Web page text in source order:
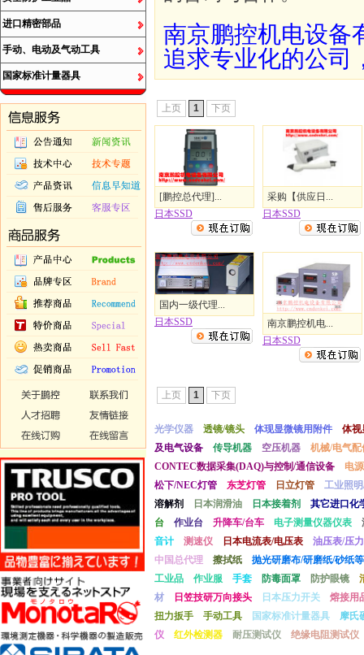
进口精密部品
手动、电动及气动工具
国家标准计量器具
南京鹏控机电设备
追求专业化的公司
上页 1 下页
[鹏控总代理]...
日本SSD
采购【供应日...
日本SSD
国内一级代理...
日本SSD
南京鹏控机电...
日本SSD
上页 1 下页
光学仪器 透镜/镜头 体现显微镜用附件
体视
及电气设备
传导机器 空压机器
机械/电气配
CONTEC数据采集(DAQ)与控制/通信设备
电
松下/NEC灯管
东芝灯管 日立灯管
工业照
溶解剂
日本润滑油 日本接着剂
其它进口化
台
作业台 升降车/台车 电子测量仪器仪表
音计
测速仪 日本电流表/电压表
油压表/压
中国总代理
擦拭纸
抛光研磨布/研磨纸/砂纸等
工业品
作业服 手套 防毒面罩 防护眼镜
材
日笠技研万向接头 日本压力开关
熔接用
扭力扳手
手动工具 国家标准计量器具
摩氏
仪
红外检测器 耐压测试仪 绝缘电阻测试仪